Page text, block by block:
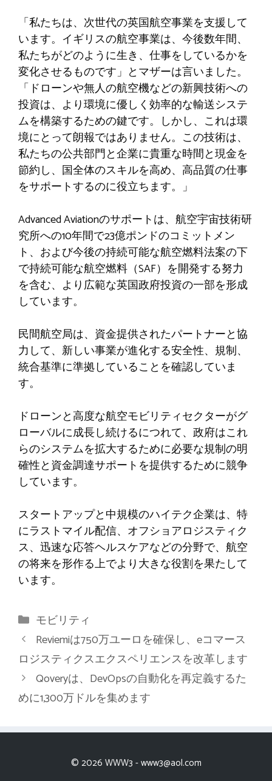
「私たちは、次世代の英国航空事業を支援して
います。イギリスの航空事業は、今後数年間、
私たちがどのように生き、仕事をしているかを
変化させるものです」とマザーは言いました。
「ドローンや無人の航空機などの新興技術への
投資は、より環境に優しく効率的な輸送システ
ムを構築するための鍵です。しかし、これは環
境にとって朗報ではありません。この技術は、
私たちの公共部門と企業に貴重な時間と現金を
節約し、国全体のスキルを高め、高品質の仕事
をサポートするのに役立ちます。」
Advanced Aviationのサポートは、航空宇宙技術研
究所への10年間で23億ポンドのコミットメン
ト、および今後の持続可能な航空燃料法案の下
で持続可能な航空燃料（SAF）を開発する努力
を含む、より広範な英国政府投資の一部を形成
しています。
民間航空局は、資金提供されたパートナーと協
力して、新しい事業が進化する安全性、規制、
統合基準に準拠していることを確認していま
す。
ドローンと高度な航空モビリティセクターがグ
ローバルに成長し続けるにつれて、政府はこれ
らのシステムを拡大するために必要な規制の明
確性と資金調達サポートを提供するために競争
しています。
スタートアップと中規模のハイテク企業は、特
にラストマイル配信、オフショアロジスティク
ス、迅速な応答ヘルスケアなどの分野で、航空
の将来を形作る上でより大きな役割を果たして
います。
カ
テ
ゴ
リ
ー
モビリティ
Reviemiは750万ユーロを確保し、eコマース
ロジスティクスエクスペリエンスを改革します
Qoveryは、DevOpsの自動化を再定義するた
めに1,300万ドルを集めます
© 2026 WWW3 -www3@aol.com